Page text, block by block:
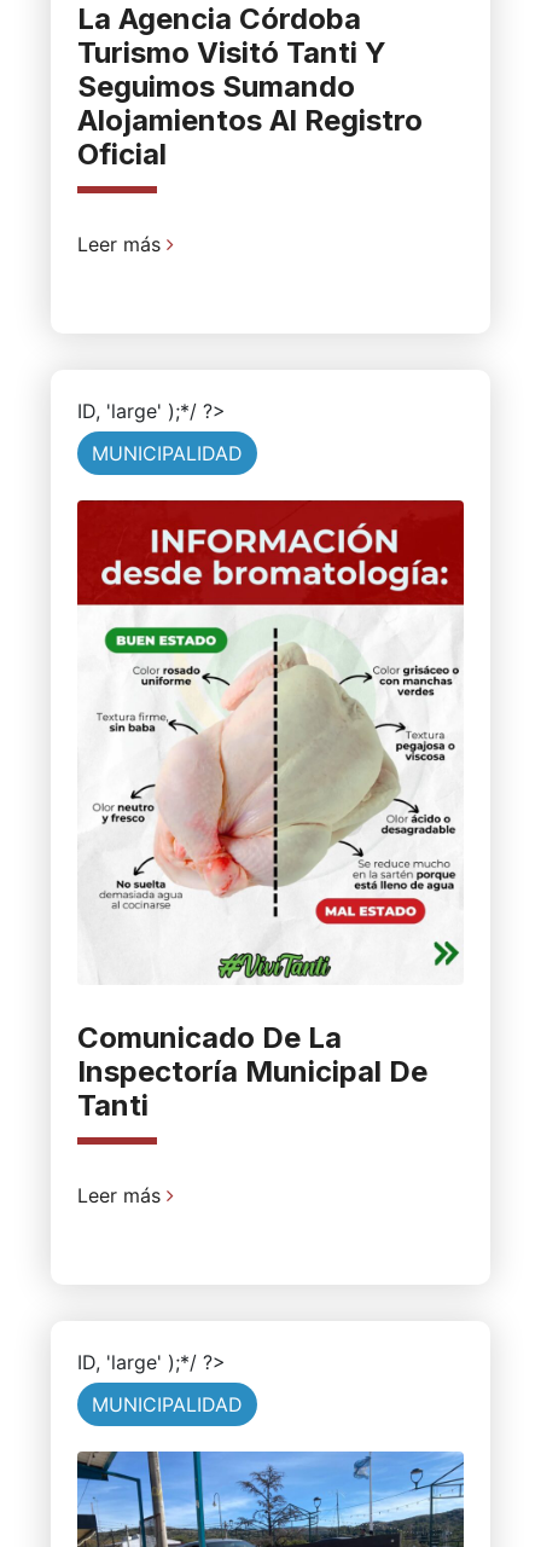
La Agencia Córdoba
Turismo Visitó Tanti Y
Seguimos Sumando
Alojamientos Al Registro
Oficial
Leer más
ID, 'large' );*/ ?>
MUNICIPALIDAD
Comunicado De La
Inspectoría Municipal De
Tanti
Leer más
ID, 'large' );*/ ?>
MUNICIPALIDAD